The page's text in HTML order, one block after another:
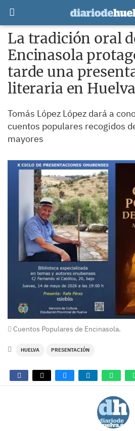
La tradición oral
Encinasola
tarde una
literaria en Huelva
Tomás López López dará a
cuentos populares recogidos
mayores
Cuentos Populares de Encinasola.
HUELVA PRESENTACIÓN